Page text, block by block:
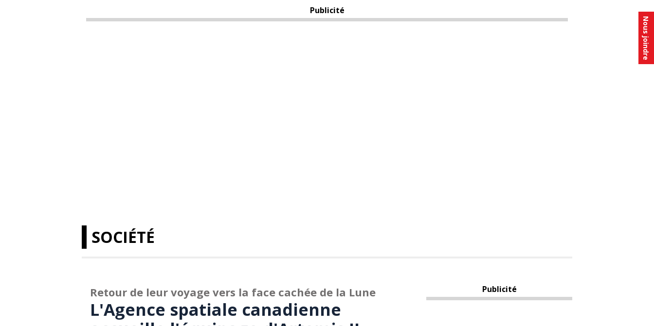
Nous joindre
Publicité
SOCIÉTÉ
Retour de leur voyage vers la face cachée de la Lune
L'Agence spatiale canadienne
Publicité